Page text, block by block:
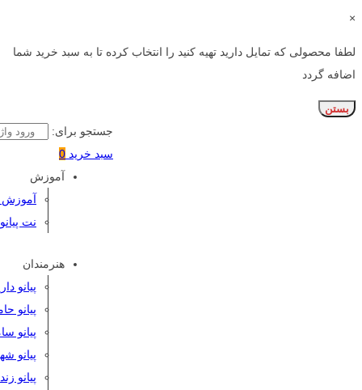
×
لطفا محصولی که تمایل دارید تهیه کنید را انتخاب کرده تا به سبد خرید شما
اضافه گردد
بستن
جستجو برای:
سبد خرید 0
آموزش
آموزش
نت پیانو
هنرمندان
پیانو
پیانو
پیانو
پیانو
پیانو